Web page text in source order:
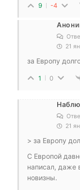
9 -4
21
за Европу
1 0
21
> за Европу
С Европой
написал, даже
новизны.